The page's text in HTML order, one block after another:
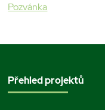
Pozvánka
Přehled projektů